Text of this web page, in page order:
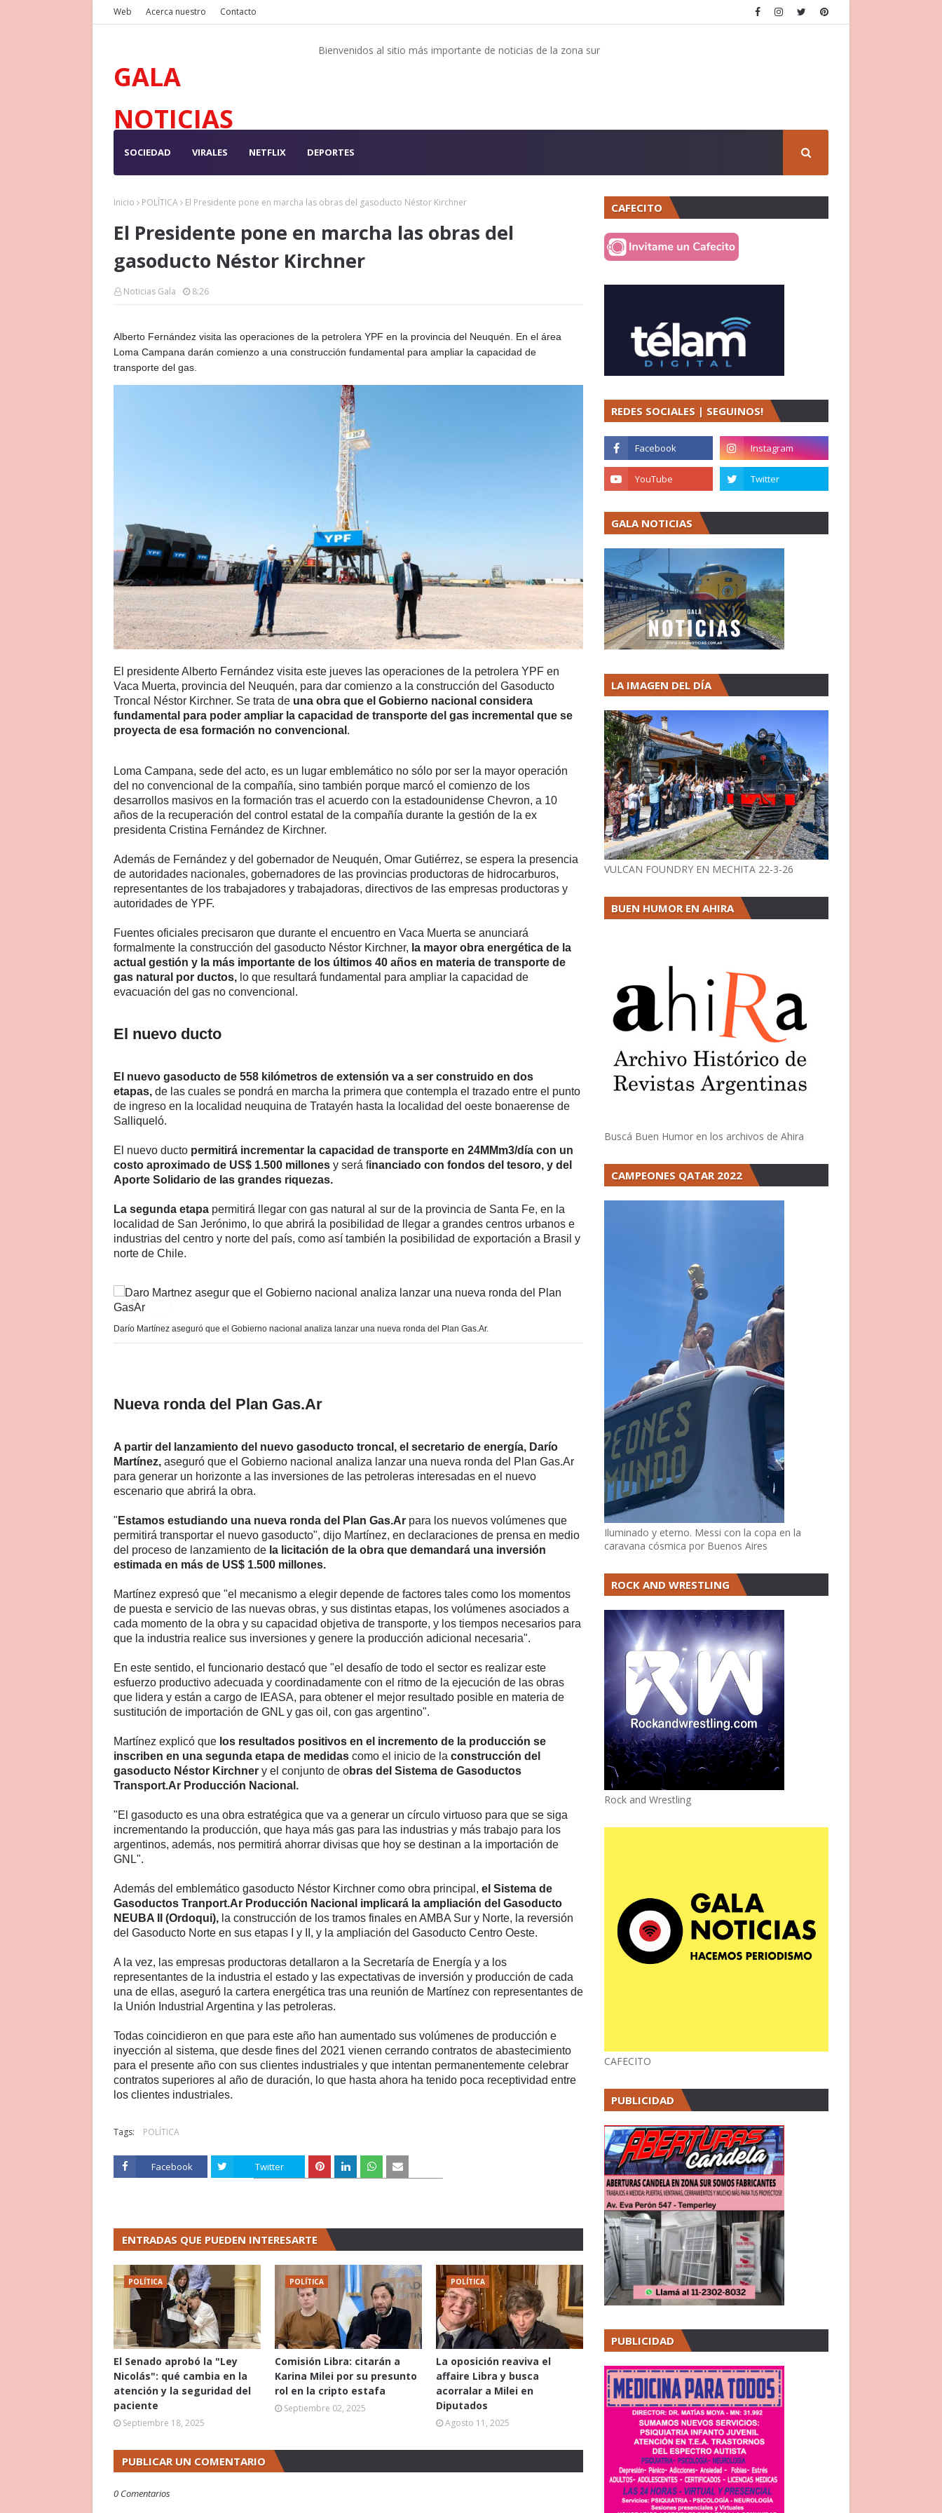
Web Acerca nuestro Contacto
GALA
NOTICIAS
Bienvenidos al sitio más importante de noticias de la zona sur
SOCIEDAD VIRALES NETFLIX DEPORTES
Inicio POLÍTICA El Presidente pone en marcha las obras del gasoducto Néstor Kirchner
El Presidente pone en marcha las obras del
gasoducto Néstor Kirchner
Noticias Gala 8:26
Alberto Fernández visita las operaciones de la petrolera YPF en la provincia del Neuquén. En el área
Loma Campana darán comienzo a una construcción fundamental para ampliar la capacidad de
transporte del gas.
El presidente Alberto Fernández visita este jueves las operaciones de la petrolera YPF en
Vaca Muerta, provincia del Neuquén, para dar comienzo a la construcción del Gasoducto
Troncal Néstor Kirchner. Se trata de una obra que el Gobierno nacional considera
fundamental para poder ampliar la capacidad de transporte del gas incremental que se
proyecta de esa formación no convencional .
Loma Campana, sede del acto, es un lugar emblemático no sólo por ser la mayor operación
del no convencional de la compañía, sino también porque marcó el comienzo de los
desarrollos masivos en la formación tras el acuerdo con la estadounidense Chevron, a 10
años de la recuperación del control estatal de la compañía durante la gestión de la ex
presidenta Cristina Fernández de Kirchner.
Además de Fernández y del gobernador de Neuquén, Omar Gutiérrez, se espera la presencia
de autoridades nacionales, gobernadores de las provincias productoras de hidrocarburos,
representantes de los trabajadores y trabajadoras, directivos de las empresas productoras y
autoridades de YPF.
Fuentes oficiales precisaron que durante el encuentro en Vaca Muerta se anunciará
formalmente la construcción del gasoducto Néstor Kirchner, la mayor obra energética de la
actual gestión y la más importante de los últimos 40 años en materia de transporte de
gas natural por ductos, lo que resultará fundamental para ampliar la capacidad de
evacuación del gas no convencional.
El nuevo ducto
El nuevo gasoducto de 558 kilómetros de extensión va a ser construido en dos
etapas, de las cuales se pondrá en marcha la primera que contempla el trazado entre el punto
de ingreso en la localidad neuquina de Tratayén hasta la localidad del oeste bonaerense de
Salliqueló.
El nuevo ducto permitirá incrementar la capacidad de transporte en 24MMm3/día con un
costo aproximado de US$ 1.500 millones y será financiado con fondos del tesoro, y del
Aporte Solidario de las grandes riquezas.
La segunda etapa permitirá llegar con gas natural al sur de la provincia de Santa Fe, en la
localidad de San Jerónimo, lo que abrirá la posibilidad de llegar a grandes centros urbanos e
industrias del centro y norte del país, como así también la posibilidad de exportación a Brasil y
norte de Chile.
Darío Martínez aseguró que el Gobierno nacional analiza lanzar una nueva ronda del Plan Gas.Ar.
Nueva ronda del Plan Gas.Ar
A partir del lanzamiento del nuevo gasoducto troncal, el secretario de energía, Darío
Martínez, aseguró que el Gobierno nacional analiza lanzar una nueva ronda del Plan Gas.Ar
para generar un horizonte a las inversiones de las petroleras interesadas en el nuevo
escenario que abrirá la obra.
" Estamos estudiando una nueva ronda del Plan Gas.Ar para los nuevos volúmenes que
permitirá transportar el nuevo gasoducto", dijo Martínez, en declaraciones de prensa en medio
del proceso de lanzamiento de la licitación de la obra que demandará una inversión
estimada en más de US$ 1.500 millones.
Martínez expresó que "el mecanismo a elegir depende de factores tales como los momentos
de puesta e servicio de las nuevas obras, y sus distintas etapas, los volúmenes asociados a
cada momento de la obra y su capacidad objetiva de transporte, y los tiempos necesarios para
que la industria realice sus inversiones y genere la producción adicional necesaria".
En este sentido, el funcionario destacó que "el desafío de todo el sector es realizar este
esfuerzo productivo adecuada y coordinadamente con el ritmo de la ejecución de las obras
que lidera y están a cargo de IEASA, para obtener el mejor resultado posible en materia de
sustitución de importación de GNL y gas oil, con gas argentino".
Martínez explicó que los resultados positivos en el incremento de la producción se
inscriben en una segunda etapa de medidas como el inicio de la construcción del
gasoducto Néstor Kirchner y el conjunto de obras del Sistema de Gasoductos
Transport.Ar Producción Nacional.
"El gasoducto es una obra estratégica que va a generar un círculo virtuoso para que se siga
incrementando la producción, que haya más gas para las industrias y más trabajo para los
argentinos, además, nos permitirá ahorrar divisas que hoy se destinan a la importación de
GNL".
Además del emblemático gasoducto Néstor Kirchner como obra principal, el Sistema de
Gasoductos Tranport.Ar Producción Nacional implicará la ampliación del Gasoducto
NEUBA II (Ordoqui), la construcción de los tramos finales en AMBA Sur y Norte, la reversión
del Gasoducto Norte en sus etapas I y II, y la ampliación del Gasoducto Centro Oeste.
A la vez, las empresas productoras detallaron a la Secretaría de Energía y a los
representantes de la industria el estado y las expectativas de inversión y producción de cada
una de ellas, aseguró la cartera energética tras una reunión de Martínez con representantes de
la Unión Industrial Argentina y las petroleras.
Todas coincidieron en que para este año han aumentado sus volúmenes de producción e
inyección al sistema, que desde fines del 2021 vienen cerrando contratos de abastecimiento
para el presente año con sus clientes industriales y que intentan permanentemente celebrar
contratos superiores al año de duración, lo que hasta ahora ha tenido poca receptividad entre
los clientes industriales.
Tags: POLÍTICA
Facebook Twitter
ENTRADAS QUE PUEDEN INTERESARTE
POLÍTICA
El Senado aprobó la "Ley
Nicolás": qué cambia en la
atención y la seguridad del
paciente
Septiembre 18, 2025
POLÍTICA
Comisión Libra: citarán a
Karina Milei por su presunto
rol en la cripto estafa
Septiembre 02, 2025
POLÍTICA
La oposición reaviva el
affaire Libra y busca
acorralar a Milei en
Diputados
Agosto 11, 2025
PUBLICAR UN COMENTARIO
0 Comentarios
CAFECITO
REDES SOCIALES | SEGUINOS!
GALA NOTICIAS
LA IMAGEN DEL DÍA
VULCAN FOUNDRY EN MECHITA 22-3-26
BUEN HUMOR EN AHIRA
Buscá Buen Humor en los archivos de Ahira
CAMPEONES QATAR 2022
Iluminado y eterno. Messi con la copa en la
caravana cósmica por Buenos Aires
ROCK AND WRESTLING
Rock and Wrestling
CAFECITO
PUBLICIDAD
PUBLICIDAD